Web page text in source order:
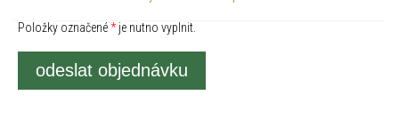
Položky označené*je nutno vyplnit.
odeslat objednávku